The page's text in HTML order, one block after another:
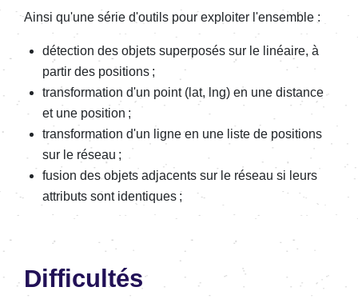
Ainsi qu'une série d'outils pour exploiter l'ensemble :
détection des objets superposés sur le linéaire, à
partir des positions ;
transformation d'un point (lat, lng) en une distance
et une position ;
transformation d'un ligne en une liste de positions
sur le réseau ;
fusion des objets adjacents sur le réseau si leurs
attributs sont identiques ;
Difficultés